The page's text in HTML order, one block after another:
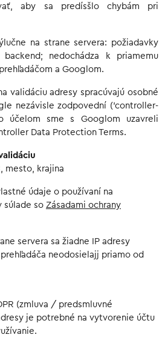
aby sa predísšlo chybám pri
na strane servera: požiadavky
nedochádza k priamemu
a Googlom.
validáciu adresy spracúvajú osobné
nezávisle zodpovední ('controller-
účelom sme s Googlom uzavreli
Data Protection Terms.
mesto, krajina
údaje o používaní na
súlade so Zásadami ochrany
servera sa žiadne IP adresy
neodosielajj priamo od
(zmluva / predsmluvné
je potrebné na vytvorenie účtu